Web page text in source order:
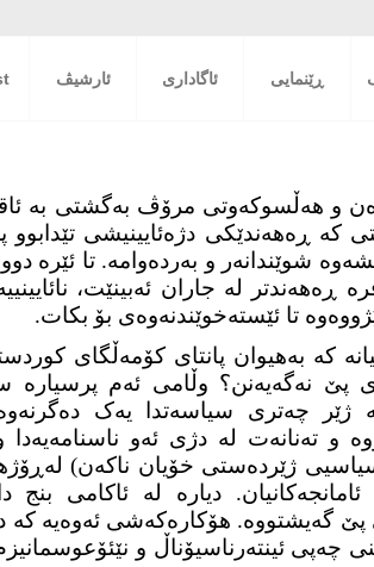
ڕێنمایی ئاگاداری ئارشیڤ
و هەڵسوکەوتی مرۆڤ بەگشتی بە
کە ڕەهەندێکی دژەئایینیشی
شوێندانەر و بەردەوامە. تا ئێرە
لە جاران ئەبینێت،
تا ئێستەخوێندنەوەی بۆ بکات.
کە بەهیوان پانتای کۆمەڵگای
پێ نەگەیەنن؟ وڵامی ئەم
لە ژێر چەتری سیاسەتدا یەک
و تەنانەت لە دژی ئەو ناسنامەیەدا
ژێردەستی خۆیان ناکەن)
دیارە لە ئاکامی بنج
پێ گەیشتووە. هۆکارەکەشی ئەوەیە
چەپی ئینتەرناسیۆناڵ و